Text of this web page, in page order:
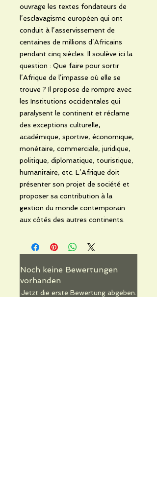
ouvrage les textes fondateurs de
l’esclavagisme européen qui ont
conduit à l’asservissement de
centaines de millions d’Africains
pendant cinq siècles. Il soulève ici la
question : Que faire pour sortir
l’Afrique de l’impasse où elle se
trouve ? Il propose de rompre avec
les Institutions occidentales qui
paralysent le continent et réclame
des exceptions culturelle,
académique, sportive, économique,
monétaire, commerciale, juridique,
politique, diplomatique, touristique,
humanitaire, etc. L’Afrique doit
présenter son projet de société et
proposer sa contribution à la
gestion du monde contemporain
aux côtés des autres continents.
Noch keine Bewertungen
vorhanden
Jetzt die erste Bewertung abgeben.